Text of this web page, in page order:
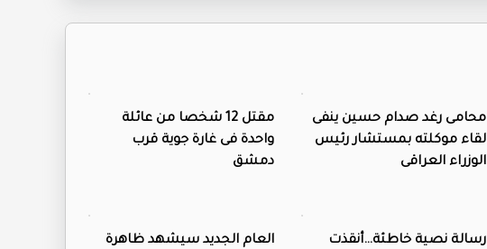
محامى رغد صدام حسين ينفى
لقاء موكلته بمستشار رئيس
الوزراء العراقى
مقتل 12 شخصا من عائلة
واحدة فى غارة جوية قرب
دمشق
رسالة نصية خاطئة…أنقذت
العام الجديد سيشهد ظاهرة